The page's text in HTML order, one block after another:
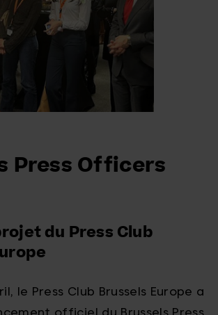
Press Officers
du Press Club
le Press Club Brussels Europe a